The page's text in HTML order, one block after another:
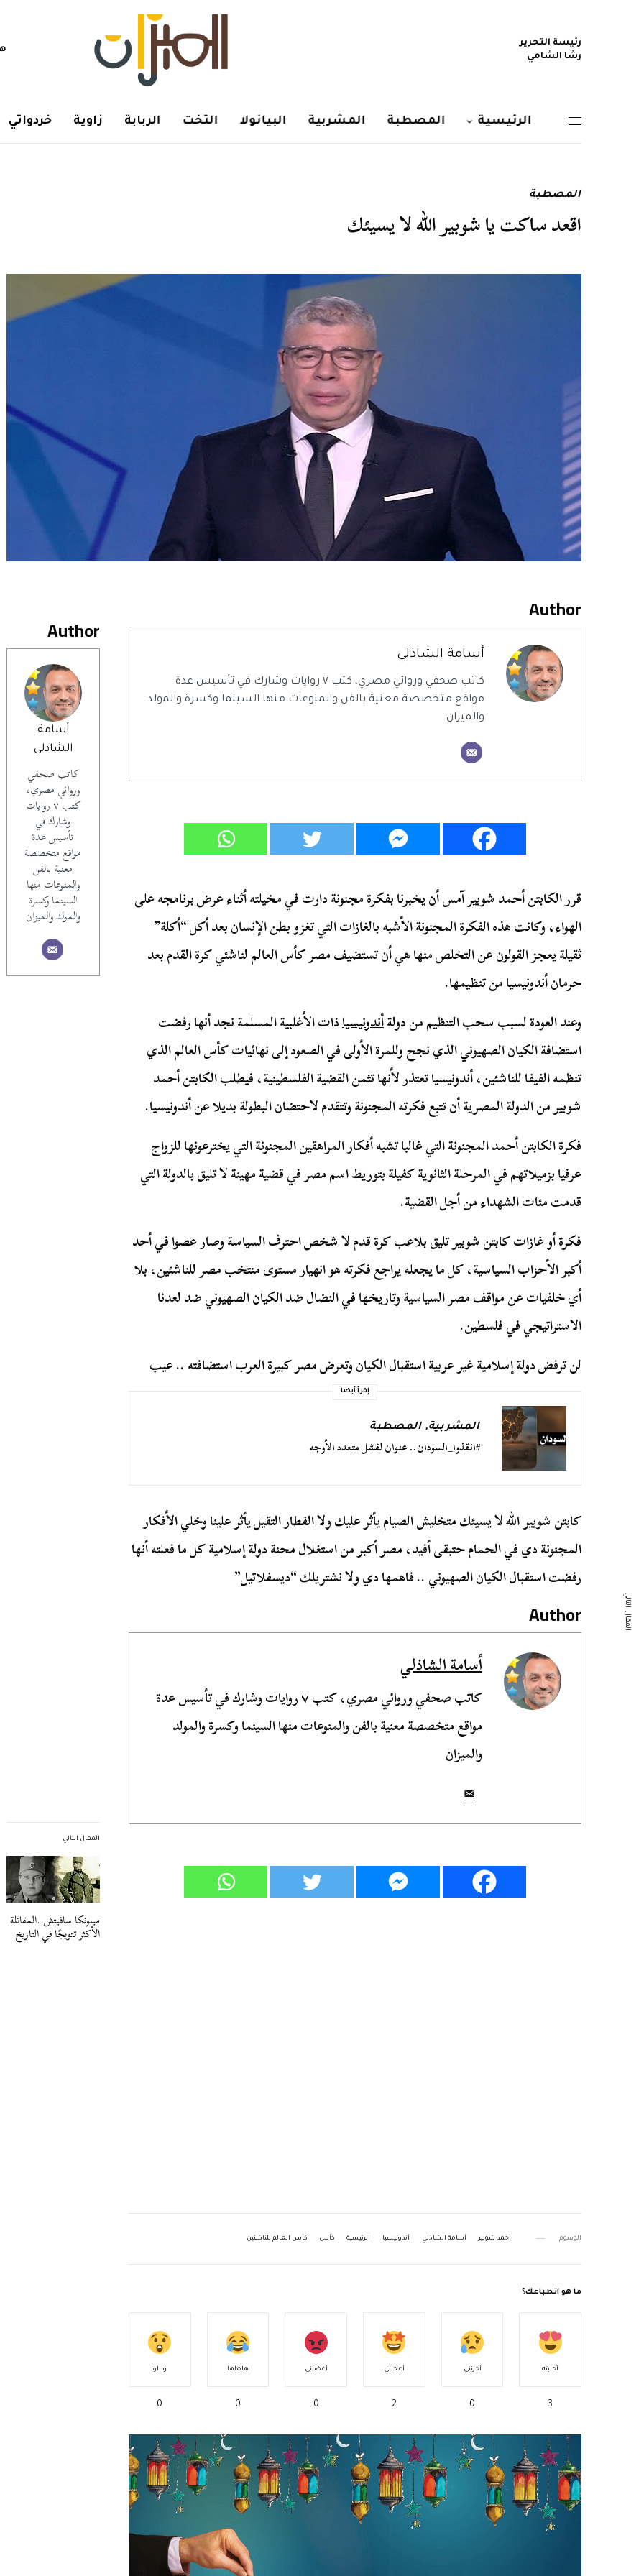
رئيسة التحرير
رشا الشامي
الرئيسية المصطبة المشربية البيانولا التخت الربابة زاوية خردواتي
المصطبة
اقعد ساكت يا شوبير الله لا يسيئك
Author
أسامة
الشاذلي
كاتب صحفي
وروائي مصري،
كتب ٧ روايات
وشارك في
تأسيس عدة
مواقع متخصصة
معنية بالفن
والمنوعات منها
السينما وكسرة
والمولد والميزان
المقال التالي
ميلونكا سافيتش..المقاتلة
الأكثر تتويجًا في التاريخ
Author
أسامة الشاذلي
كاتب صحفي وروائي مصري، كتب ٧ روايات وشارك في تأسيس عدة
مواقع متخصصة معنية بالفن والمنوعات منها السينما وكسرة والمولد
والميزان
قرر الكابتن أحمد شوبير آمس أن يخبرنا بفكرة مجنونة دارت في مخيلته أثناء عرض برنامجه على
الهواء، وكانت هذه الفكرة المجنونة الأشبه بالغازات التي تغزو بطن الإنسان بعد أكل “أكلة”
ثقيلة يعجز القولون عن التخلص منها هي أن تستضيف مصر كأس العالم لناشئي كرة القدم بعد
حرمان أندونيسيا من تنظيمها.
وعند العودة لسبب سحب التنظيم من دولةأندونيسياذات الأغلبية المسلمة نجد أنها رفضت
استضافة الكيان الصهيوني الذي نجح وللمرة الأولى في الصعود إلى نهائيات كأس العالم الذي
تنظمه الفيفا للناشئين، أندونيسيا تعتذر لأنها تثمن القضية الفلسطينية، فيطلب الكابتن أحمد
شوبير من الدولة المصرية أن تتبع فكرته المجنونة وتتقدم لاحتضان البطولة بديلا عن أندونيسيا.
فكرة الكابتن أحمد المجنونة التي غالبا تشبه أفكار المراهقين المجنونة التي يخترعونها للزواج
عرفيا بزميلاتهم في المرحلة الثانوية كفيلة بتوريط اسم مصر في قضية مهينة لا تليق بالدولة التي
قدمت مئات الشهداء من أجل القضية.
فكرة أو غازات كابتن شوبير تليق بلاعب كرة قدم لا شخص احترف السياسة وصار عصوا في أحد
أكبر الأحزاب السياسية، كل ما يجعله يراجع فكرته هو انهيار مستوى منتخب مصر للناشئين، بلا
أي خلفيات عن مواقف مصر السياسية وتاريخها في النضال ضد الكيان الصهيوني ضد لعدنا
الاستراتيجي في فلسطين.
لن ترفض دولة إسلامية غير عربية استقبال الكيان وتعرض مصر كبيرة العرب استضافته .. عيب
إقرأ أيضا
المشربية,المصطبة
#انقذوا_السودان.. عنوان لفشل متعدد الأوجه
كابتن شوبير الله لا يسيئك متخليش الصيام يأثر عليك ولا الفطار التقيل يأثر علينا وخلي الأفكار
المجنونة دي في الحمام حتبقى أفيد، مصر أكبر من استغلال محنة دولة إسلامية كل ما فعلته أنها
رفضت استقبال الكيان الصهيوني .. فاهمها دي ولا نشتريلك “ديسفلاتيل”
Author
أسامة الشاذلي
كاتب صحفي وروائي مصري، كتب ٧ روايات وشارك في تأسيس عدة
مواقع متخصصة معنية بالفن والمنوعات منها السينما وكسرة والمولد
والميزان
الوسوم أحمد شوبير أسامة الشاذلي أندونيسيا الرئيسية كأس كأس العالم للناشئين
ما هو انطباعك؟
أحببته
3
أحزنني
0
أعجبني
2
أغضبني
0
هاهاها
0
واااو
0
المقال التالي